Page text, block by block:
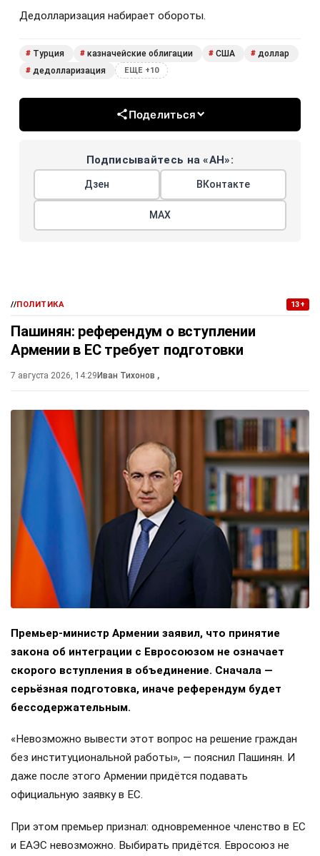
Дедолларизация набирает обороты.
# Турция # казначейские облигации # США # доллар
# дедолларизация ЕЩЕ +10
Поделиться
Подписывайтесь на «АН»:
Дзен ВКонтакте
МАХ
//ПОЛИТИКА 13+
Пашинян: референдум о вступлении
Армении в ЕС требует подготовки
7 августа 2026, 14:29Иван Тихонов ,
Премьер-министр Армении заявил, что принятие
закона об интеграции с Евросоюзом не означает
скорого вступления в объединение. Сначала —
серьёзная подготовка, иначе референдум будет
бессодержательным.
«Невозможно вывести этот вопрос на решение граждан
без институциональной работы», — пояснил Пашинян. И
даже после этого Армении придётся подавать
официальную заявку в ЕС.
При этом премьер признал: одновременное членство в ЕС
и ЕАЭС невозможно. Выбирать придётся. Евросоюз не